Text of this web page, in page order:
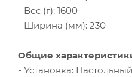
- Вес (г): 1600
- Ширина (мм): 230
Общие
- Установка: Настольный